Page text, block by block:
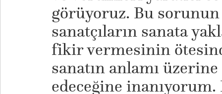
görüyoruz. Bu sorunun
sanatçıların sanata
fikir vermesinin
sanatın anlamı
edeceğine inanıyorum.